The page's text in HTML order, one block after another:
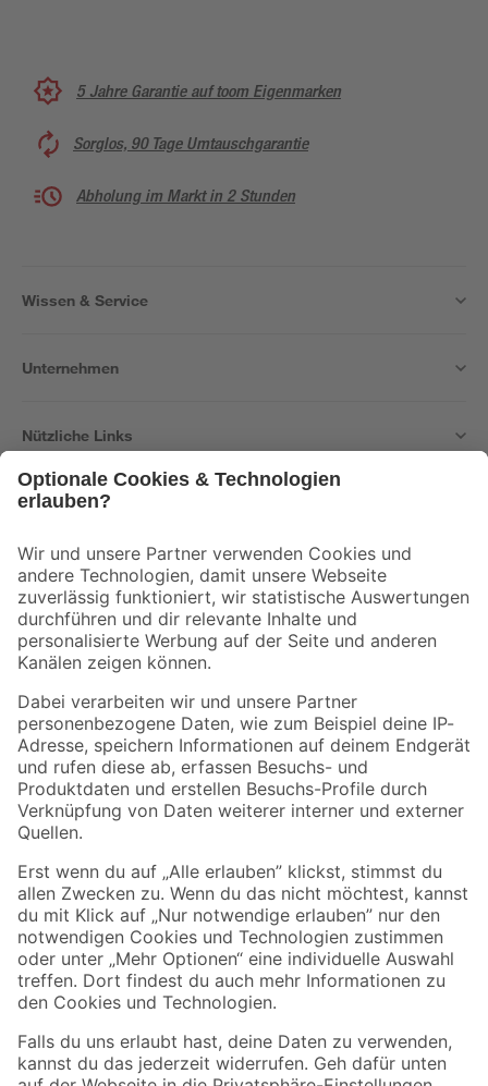
5 Jahre Garantie auf toom Eigenmarken
Sorglos, 90 Tage Umtauschgarantie
Abholung im Markt in 2 Stunden
Wissen & Service
Unternehmen
Nützliche Links
Der toom Newsletter: Keine Angebote und Aktionen mehr verpassen!
Zur Newsletter Anmeldung
Folge uns
Zahlungsarten Versandarten
Sicher einkaufen
Jetzt die toom-App herunterladen
Alle Preisangaben in EUR inkl. gesetzl. MwSt.. Die dargestellten Angebote sind unter